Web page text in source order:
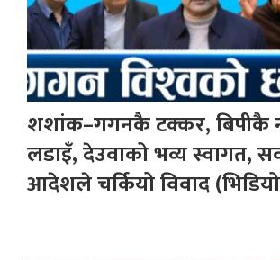
शशांक–गगनकै टक्कर, बिपीकै
लडाइँ, देउवाको भव्य स्वागत,
आदेशले चर्कियो विवाद